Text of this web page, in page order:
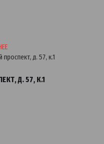
Д. 57, К.1